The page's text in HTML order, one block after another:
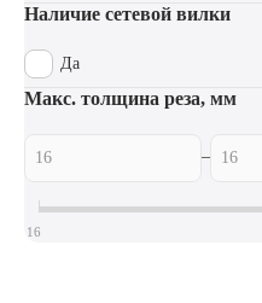
Наличие сетевой вилки
Да
Макс. толщина реза, мм
–
16